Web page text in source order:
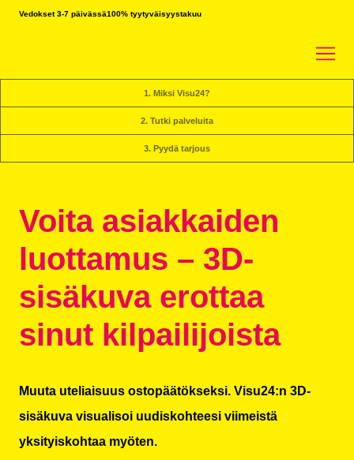
Vedokset 3-7 päivässä100% tyytyväisyystakuu
1. Miksi Visu24?
2. Tutki palveluita
3. Pyydä tarjous
Voita asiakkaiden
luottamus – 3D-
sisäkuva erottaa
sinut kilpailijoista
Muuta uteliaisuus ostopäätökseksi. Visu24:n 3D-
sisäkuva visualisoi uudiskohteesi viimeistä
yksityiskohtaa myöten.